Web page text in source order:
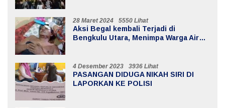
28 Maret 2024 5550 Lihat
Aksi Begal kembali Terjadi di
Bengkulu Utara, Menimpa Warga Air
4 Desember 2023 3936 Lihat
PASANGAN DIDUGA NIKAH SIRI DI
LAPORKAN KE POLISI